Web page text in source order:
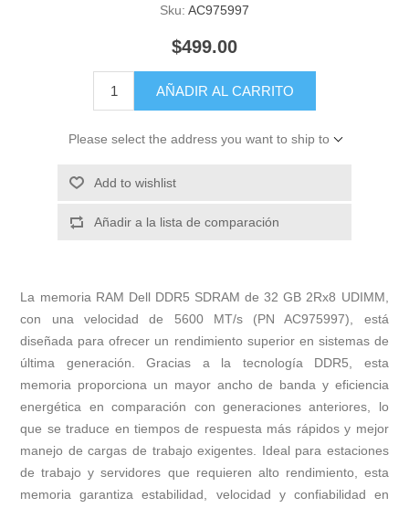
Sku: AC975997
$499.00
AÑADIR AL CARRITO
Please select the address you want to ship to
Add to wishlist
Añadir a la lista de comparación
La memoria RAM Dell DDR5 SDRAM de 32 GB 2Rx8 UDIMM,
con una velocidad de 5600 MT/s (PN AC975997), está
diseñada para ofrecer un rendimiento superior en sistemas de
última generación. Gracias a la tecnología DDR5, esta
memoria proporciona un mayor ancho de banda y eficiencia
energética en comparación con generaciones anteriores, lo
que se traduce en tiempos de respuesta más rápidos y mejor
manejo de cargas de trabajo exigentes. Ideal para estaciones
de trabajo y servidores que requieren alto rendimiento, esta
memoria garantiza estabilidad, velocidad y confiabilidad en